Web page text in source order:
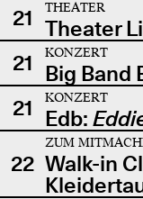
21
THEATER
Theater
21
KONZERT
Big Band
21
KONZERT
Edb:
22
ZUM
Walk-in